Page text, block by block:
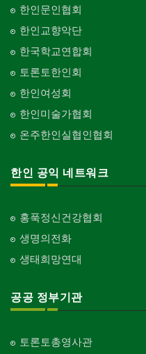
한인문인협회
한인교향악단
한국학교연합회
토론토한인회
한인여성회
한인미술가협회
온주한인실협인협회
한인 공익 네트워크
홍푹정신건강협회
생명의전화
생태희망연대
공공 정부기관
토론토총영사관